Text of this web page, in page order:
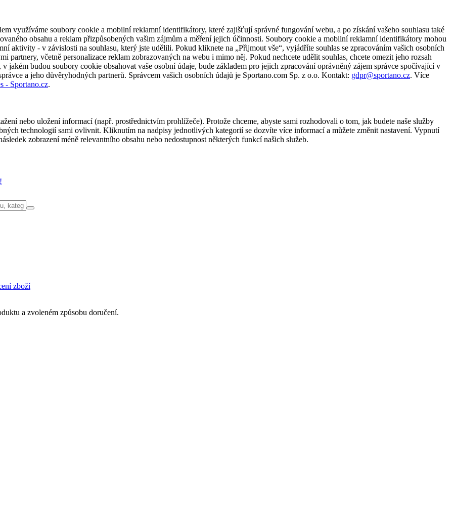
využíváme soubory cookie a mobilní reklamní identifikátory, které zajišťují správné fungování webu, a po získání vašeho souhlasu také
obsahu a reklam přizpůsobených vašim zájmům a měření jejich účinnosti. Soubory cookie a mobilní reklamní identifikátory mohou
aktivity - v závislosti na souhlasu, který jste udělili. Pokud kliknete na „Přijmout vše“, vyjádříte souhlas se zpracováním vašich osobních
včetně personalizace reklam zobrazovaných na webu i mimo něj. Pokud nechcete udělit souhlas, chcete omezit jeho rozsah
jakém budou soubory cookie obsahovat vaše osobní údaje, bude základem pro jejich zpracování oprávněný zájem správce spočívající v
a jeho důvěryhodných partnerů. Správcem vašich osobních údajů je Sportano.com Sp. z o.o. Kontakt: gdpr@sportano.cz. Více
- Sportano.cz.
nebo uložení informací (např. prostřednictvím prohlížeče). Protože chceme, abyste sami rozhodovali o tom, jak budete naše služby
technologií sami ovlivnit. Kliknutím na nadpisy jednotlivých kategorií se dozvíte více informací a můžete změnit nastavení. Vypnutí
zobrazení méně relevantního obsahu nebo nedostupnost některých funkcí našich služeb.
zboží
a zvoleném způsobu doručení.